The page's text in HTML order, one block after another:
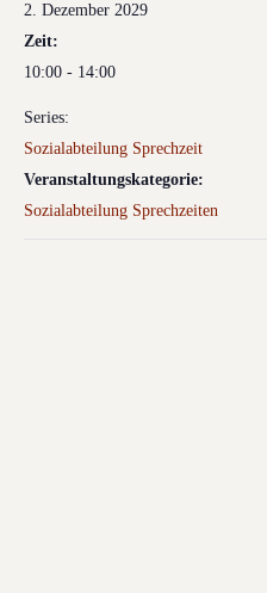
2. Dezember 2029
Zeit:
10:00 - 14:00
Series:
Sozialabteilung Sprechzeit
Veranstaltungskategorie:
Sozialabteilung Sprechzeiten